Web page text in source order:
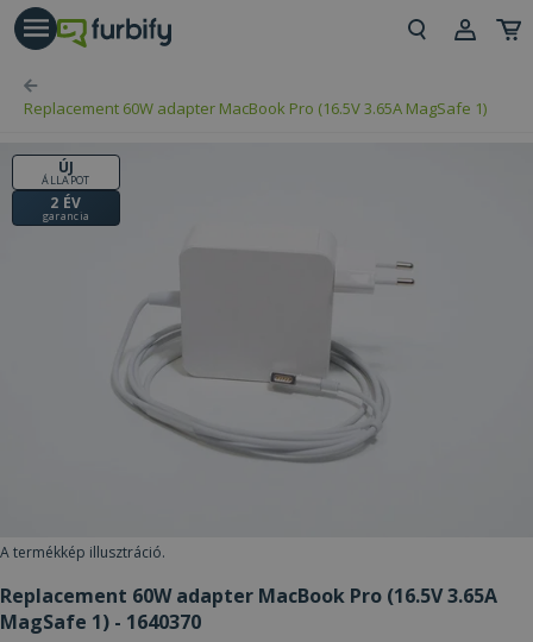
Replacement 60W adapter MacBook Pro (16.5V 3.65A MagSafe 1)
ÚJ
ÁLLAPOT
2 ÉV
garancia
A termékkép illusztráció.
Replacement 60W adapter MacBook Pro (16.5V 3.65A
MagSafe 1) - 1640370
gomb